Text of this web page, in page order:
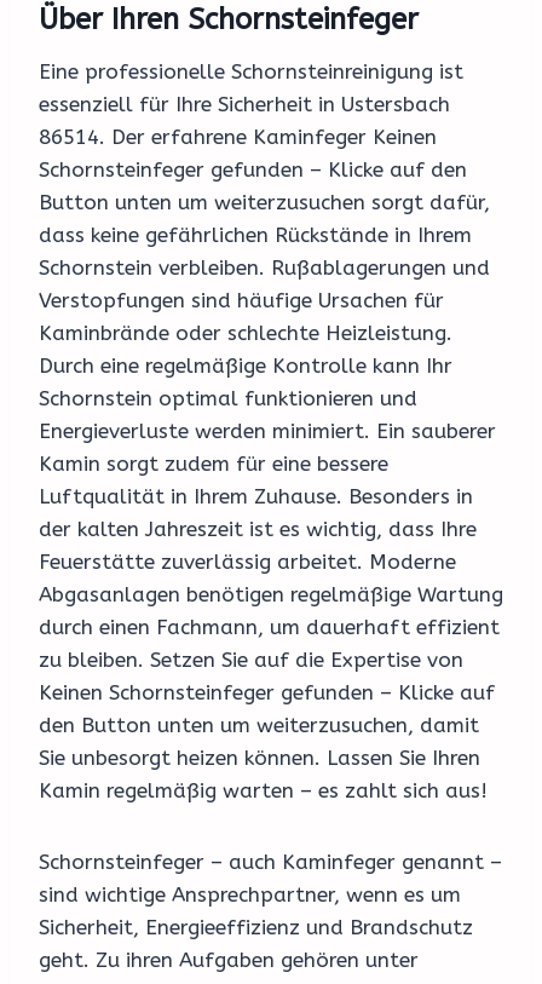
Über Ihren Schornsteinfeger
Eine professionelle Schornsteinreinigung ist
essenziell für Ihre Sicherheit in Ustersbach
86514. Der erfahrene Kaminfeger Keinen
Schornsteinfeger gefunden – Klicke auf den
Button unten um weiterzusuchen sorgt dafür,
dass keine gefährlichen Rückstände in Ihrem
Schornstein verbleiben. Rußablagerungen und
Verstopfungen sind häufige Ursachen für
Kaminbrände oder schlechte Heizleistung.
Durch eine regelmäßige Kontrolle kann Ihr
Schornstein optimal funktionieren und
Energieverluste werden minimiert. Ein sauberer
Kamin sorgt zudem für eine bessere
Luftqualität in Ihrem Zuhause. Besonders in
der kalten Jahreszeit ist es wichtig, dass Ihre
Feuerstätte zuverlässig arbeitet. Moderne
Abgasanlagen benötigen regelmäßige Wartung
durch einen Fachmann, um dauerhaft effizient
zu bleiben. Setzen Sie auf die Expertise von
Keinen Schornsteinfeger gefunden – Klicke auf
den Button unten um weiterzusuchen, damit
Sie unbesorgt heizen können. Lassen Sie Ihren
Kamin regelmäßig warten – es zahlt sich aus!
Schornsteinfeger – auch Kaminfeger genannt –
sind wichtige Ansprechpartner, wenn es um
Sicherheit, Energieeffizienz und Brandschutz
geht. Zu ihren Aufgaben gehören unter